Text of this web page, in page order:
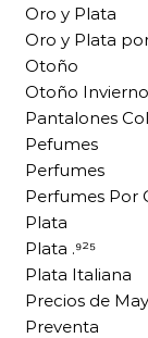
Oro y Plata
Oro y Plata
Otoño
Otoño Invierno
Pantalones
Pefumes
Perfumes
Perfumes Por
Plata
Plata .⁹²⁵
Plata Italiana
Precios de
Preventa